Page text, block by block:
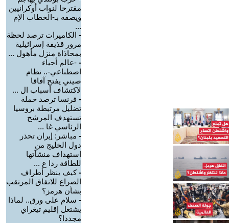
مقترحا لنواب أوكرانيين
ويصفه بـ-الخطاب الإم
...
- الكاميرات ترصد لحظة
مرور قذيفة إسرائيلية
بمحاذاة منزل مأهول ...
- -عالم أحياء
اصطناعي-.. نظام
صيني يفتح آفاقا
لاكتشاف أسباب ال ...
- فرنسا ترصد حملة
تضليل مرتبطة بروسيا
تستهدف المرشح
الرئاسي غا ...
- مباشر: إيران تحذر
دول الخليج من
استهداف منشآتها
للطاقة ردا ع ...
-كيف ينظر أطراف
الصراع للاتفاق المرتقب
بشأن هرمز؟
- سلام على ورق.. لماذا
يشتعل إقليم تيغراي
مجددا؟